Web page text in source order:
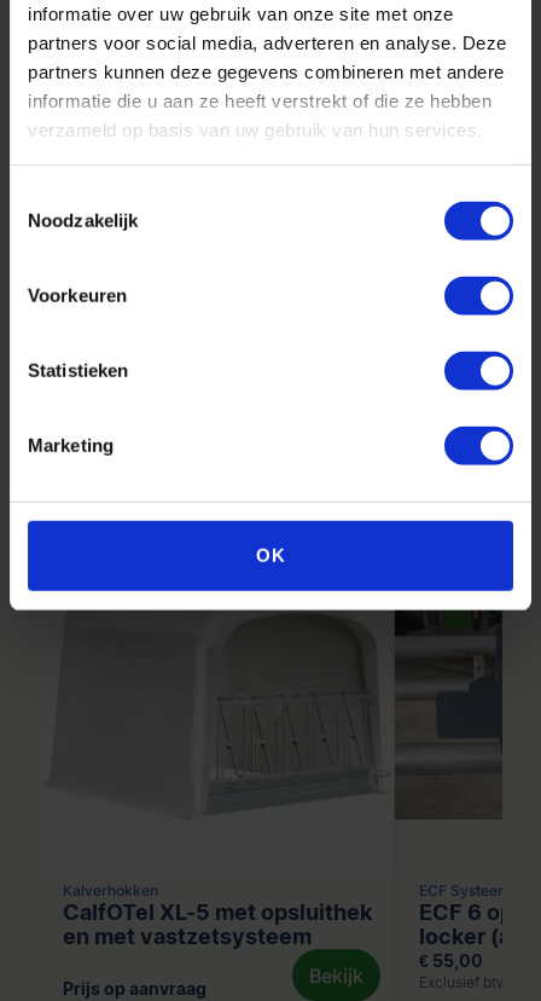
informatie over uw gebruik van onze site met onze
partners voor social media, adverteren en analyse. Deze
partners kunnen deze gegevens combineren met andere
informatie die u aan ze heeft verstrekt of die ze hebben
verzameld op basis van uw gebruik van hun services.
Noodzakelijk
Voorkeuren
Statistieken
Marketing
OK
Uitgebreid
Bekijk alle
Kalverhokken
CalfOTel XL-5 met opsluithek
en met vastzetsysteem
Prijs op aanvraag
Bekijk
ECF Systeem
ECF 6
locker
€ 55,00
Exclusief btw